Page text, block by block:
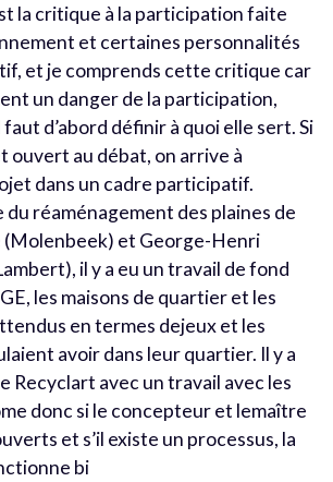
la critique à la participation faite
et certaines personnalités
et je comprends cette critique car
un danger de la participation,
faut d’abord définir à quoi elle sert. Si
ouvert au débat, on arrive à
dans un cadre participatif.
du réaménagement des plaines de
(Molenbeek) et George-Henri
il y a eu un travail de fond
les maisons de quartier et les
en termes dejeux et les
avoir dans leur quartier. Il y a
Recyclart avec un travail avec les
donc si le concepteur et lemaître
et s’il existe un processus, la
bi